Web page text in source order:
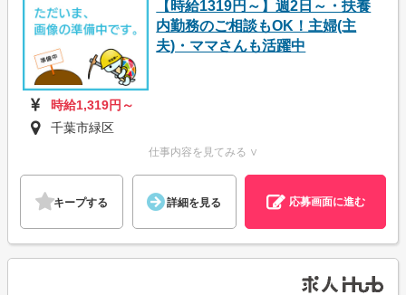
【時給1319円～】週2日～・扶養
内勤務のご相談もOK！主婦(主
夫)・ママさんも活躍中
時給1,319円～
千葉市緑区
仕事内容を見てみる ∨
キープする 詳細を見る 応募画面に進む